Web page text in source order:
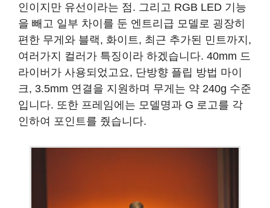
인이지만 유선이라는 점. 그리고 RGB LED 기능
을 빼고 일부 차이를 둔 엔트리급 모델로 굉장히
편한 무게와 블랙, 화이트, 최근 추가된 민트까지,
여러가지 컬러가 특징이라 하겠습니다. 40mm 드
라이버가 사용되었고요, 단방향 플립 방법 마이
크, 3.5mm 연결을 지원하며 무게는 약 240g 수준
입니다. 또한 프레임에는 모델명과 G 로고를 각
인하여 포인트를 줬습니다.